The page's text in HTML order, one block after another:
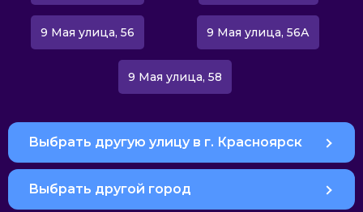
9 Мая улица, 56 9 Мая улица, 56А
9 Мая улица, 58
Выбрать другую улицу в г. Красноярск
Выбрать другой город